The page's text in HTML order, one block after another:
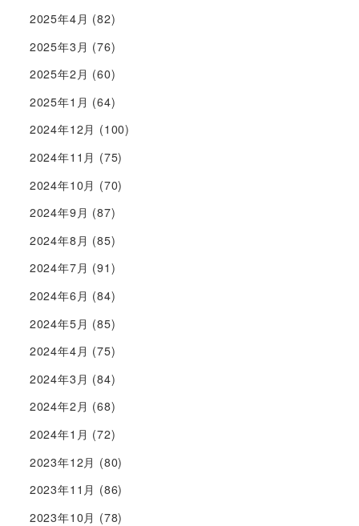
2025年4月 (82)
2025年3月 (76)
2025年2月 (60)
2025年1月 (64)
2024年12月 (100)
2024年11月 (75)
2024年10月 (70)
2024年9月 (87)
2024年8月 (85)
2024年7月 (91)
2024年6月 (84)
2024年5月 (85)
2024年4月 (75)
2024年3月 (84)
2024年2月 (68)
2024年1月 (72)
2023年12月 (80)
2023年11月 (86)
2023年10月 (78)